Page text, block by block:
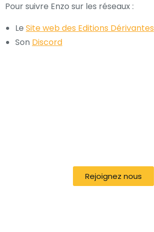
Pour suivre Enzo sur les réseaux :
Le Site web des Editions Dérivantes
Son Discord
Rejoignez nous